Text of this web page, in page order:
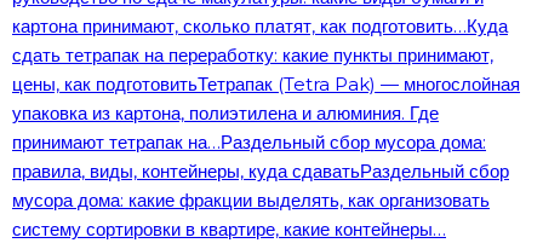
картона принимают, сколько платят, как подготовить…Куда
сдать тетрапак на переработку: какие пункты принимают,
цены, как подготовитьТетрапак (Tetra Pak) — многослойная
упаковка из картона, полиэтилена и алюминия. Где
принимают тетрапак на…Раздельный сбор мусора дома:
правила, виды, контейнеры, куда сдаватьРаздельный сбор
мусора дома: какие фракции выделять, как организовать
систему сортировки в квартире, какие контейнеры…